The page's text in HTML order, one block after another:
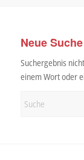
Neue Suche
Suchergebnis
einem Wort oder